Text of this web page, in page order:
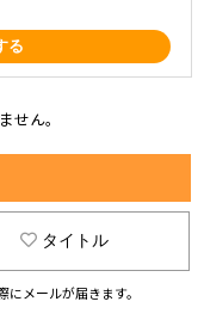
る
せん。
タイトル
メールが届きます。